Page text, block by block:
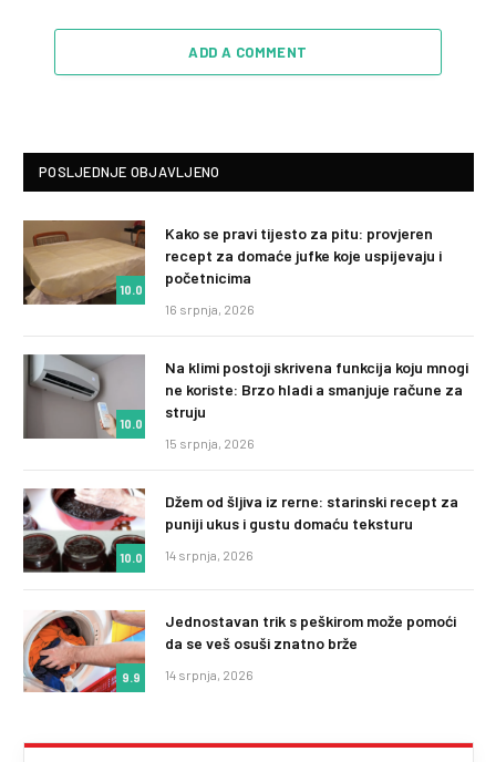
ADD A COMMENT
POSLJEDNJE OBJAVLJENO
10.0
Kako se pravi tijesto za pitu: provjeren
recept za domaće jufke koje uspijevaju i
početnicima
16 srpnja, 2026
10.0
Na klimi postoji skrivena funkcija koju mnogi
ne koriste: Brzo hladi a smanjuje račune za
struju
15 srpnja, 2026
10.0
Džem od šljiva iz rerne: starinski recept za
puniji ukus i gustu domaću teksturu
14 srpnja, 2026
9.9
Jednostavan trik s peškirom može pomoći
da se veš osuši znatno brže
14 srpnja, 2026